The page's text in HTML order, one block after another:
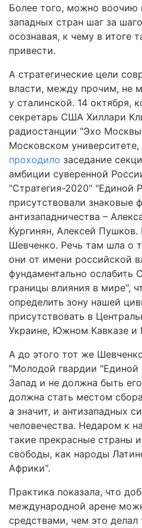
Более того, можно воочию
западных стран шаг за
осознавая, к чему в итоге
привести.
А стратегические цели
власти, между прочим, не
у сталинской. 14 октября,
секретарь США Хиллари
радиостанции "Эхо
Московском
проходило заседание
амбиции суверенной
"Стратегия-2020" "Единой
присутствовали знаковые
антизападничества –
Кургинян, Алексей
Шевченко. Речь там шла о
они от имени российской
фундаментально ослабить
границы влияния в мире",
определить зону нашей
присутствовать в
Украине, Южном Кавказе и
А до этого тот же
"Молодой гвардии "Единой
Запад и не должна быть
должна стать местом
а значит, и антизападных
человечества. Недаром к
такие прекрасные страны
свободы, как народы
Африки".
Практика показала, что
международной арене
средствами, чем это